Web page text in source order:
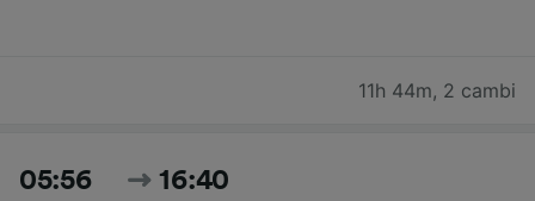
11h 44m, 2 cambi
05:56 16:40